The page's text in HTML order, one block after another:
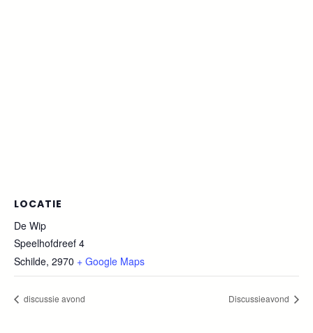
LOCATIE
De Wip
Speelhofdreef 4
Schilde, 2970 + Google Maps
discussie avond Discussieavond